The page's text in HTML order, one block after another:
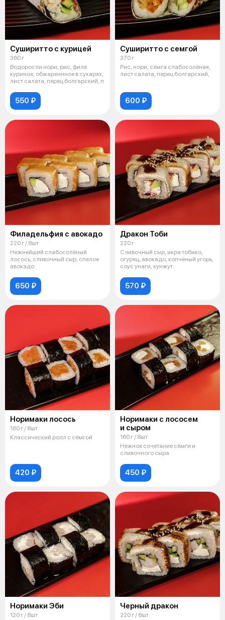
Суширитто с курицей
360 г
Водоросли нори, рис, филе
куриное, обжареннное в сухарях,
лист салата, перец болгарский, п
550 ₽
Суширитто с семгой
370 г
Рис, нори, сёмга слабосолёная,
лист салата, перец болгарский,
600 ₽
Филадельфия с авокадо
220 г / 8шт
Нежнейший слабосолёный
лосось, сливочный сыр, спелое
авокадо
650 ₽
Дракон Тоби
220 г
Сливочный сыр, икра тобико,
огурец, авокадо, копчёный угорь,
соус унаги, кунжут
570 ₽
Норимаки лосось
160 г / 8шт
Классический ролл с сёмгой
420 ₽
Норимаки с лососем
и сыром
160 г / 8шт
Нежное сочетание сёмги и
сливочного сыра
450 ₽
Норимаки Эби
120 г / 8шт
Черный дракон
220 г / 8шт